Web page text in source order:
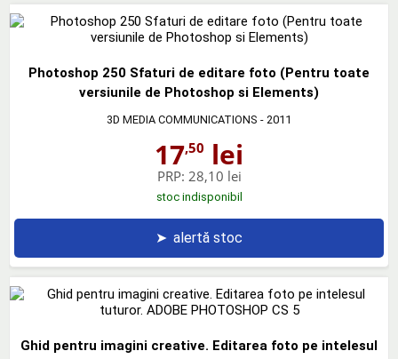
Photoshop 250 Sfaturi de editare foto (Pentru toate
versiunile de Photoshop si Elements)
3D MEDIA COMMUNICATIONS - 2011
17,50 lei
PRP: 28,10 lei
stoc indisponibil
➤ alertă stoc
Ghid pentru imagini creative. Editarea foto pe intelesul